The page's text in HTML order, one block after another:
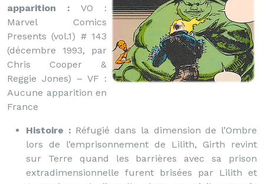
apparition : VO :
Marvel Comics
Presents (vol.1) # 143
(décembre 1993, par
Chris Cooper &
Reggie Jones) – VF :
Aucune apparition en
France
Histoire : Réfugié dans la dimension de l’Ombre
lors de l’emprisonnement de Lilith, Girth revint
sur Terre quand les barrières avec sa prison
extradimensionnelle furent brisées par Lilith et